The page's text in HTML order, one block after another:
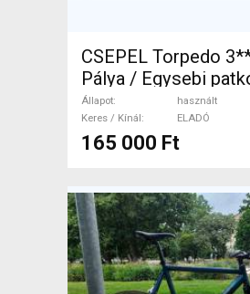
CSEPEL Torpedo
Pálya / Egysebi
használt ELADÓ
Állapot
használt
Keres / Kínál
ELADÓ
165 000 Ft